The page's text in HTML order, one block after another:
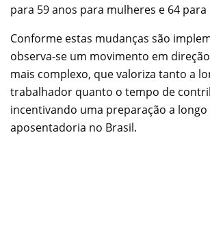
para 59 anos para mulheres e 64
Conforme estas mudanças são
observa-se um movimento em
mais complexo, que valoriza tanto a
trabalhador quanto o tempo de
incentivando uma preparação a longo
aposentadoria no Brasil.